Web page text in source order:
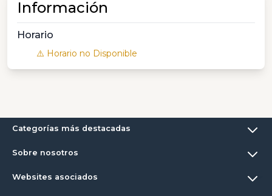
Información
Horario
⚠️ Horario no Disponible
Categorías más destacadas
Sobre nosotros
Websites asociados